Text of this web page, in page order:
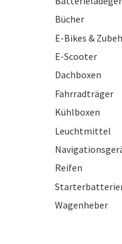
Bücher
E-Bikes &
E-Scooter
Dachboxen
Fahrradträger
Kühlboxen
Leuchtmittel
Reifen
Wagenheber